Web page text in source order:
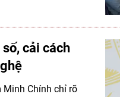
cải cách
Minh Chính chỉ rõ